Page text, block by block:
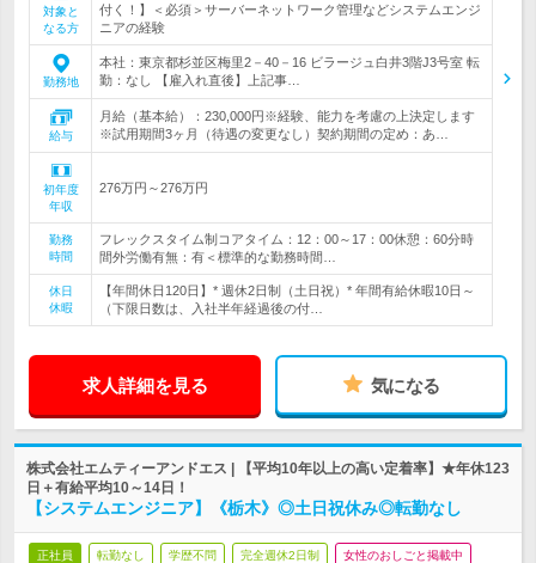
対象と
なる方
付く！】＜必須＞サーバーネットワーク管理などシステムエンジ
ニアの経験
勤務地
本社：東京都杉並区梅里2－40－16 ビラージュ白井3階J3号室 転
勤：なし 【雇入れ直後】上記事…
給与
月給（基本給）：230,000円※経験、能力を考慮の上決定します
※試用期間3ヶ月（待遇の変更なし）契約期間の定め：あ…
初年度
年収
276万円～276万円
勤務
時間
フレックスタイム制コアタイム：12：00～17：00休憩：60分時
間外労働有無：有＜標準的な勤務時間…
休日
休暇
【年間休日120日】* 週休2日制（土日祝）* 年間有給休暇10日～
（下限日数は、入社半年経過後の付…
求人詳細を見る 気になる
株式会社エムティーアンドエス | 【平均10年以上の高い定着率】★年休123
日＋有給平均10～14日！
【システムエンジニア】《栃木》◎土日祝休み◎転勤なし
正社員 転勤なし 学歴不問 完全週休2日制 女性のおしごと掲載中